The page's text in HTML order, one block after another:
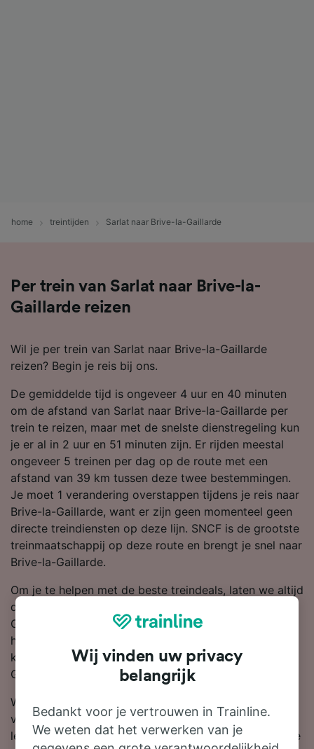
home treintijden Sarlat naar Brive-la-Gaillarde
Per trein van Sarlat naar Brive-la-
Gaillarde reizen
Wil je per trein van Sarlat naar Brive-la-Gaillarde
reizen? Begin je reis bij ons.
De gemiddelde tijd is ongeveer 4 uur en 40 minuten
om de afstand van Sarlat naar Brive-la-Gaillarde per
trein te reizen, maar met de snelste dienstregeling kun
je er al in 2 uur en 51 minuten zijn. Er rijden meestal
ongeveer 5 treinen per dag op de route met een
afstand van 39 km tussen deze twee bestemmingen.
Je moet 1 verandering overstappen tijdens je reis naar
Brive-la-Gaillarde, want er zijn geen momenteel geen
directe treindiensten op deze lijn. SNCF is de grootste
treinmaatschappij op deze route en brengt je snel naar
Brive-la-Gaillarde.
Om je te helpen met de beste treindeals, laten we altijd
de goedkoopste prijzen van Sarlat naar Brive-la-
Gaillarde eruit springen in onze reisplanner. Onthoud:
hoe eerder je je kaartjes boekt, hoe meer korting je
krijgt, omdat vroegboekkaartjes naar Brive-la-
Gaillarde al beginnen bij €29.70.
Wil je je treinkaartjes nu boeken? Zoek ze dan
vandaag bij ons. Als je meer wilt weten over de reis,
lees dan verder voor dienstregelingen (zoals de eerste
Wij vinden uw privacy
belangrijk
Bedankt voor je vertrouwen in Trainline.
We weten dat het verwerken van je